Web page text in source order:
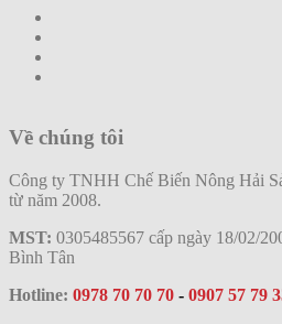
Về chúng tôi
Công ty TNHH Chế Biến Nông Hải
từ năm 2008.
MST: 0305485567 cấp ngày 18/02/
Bình Tân
Hotline: 0978 70 70 70 - 0907 57 79